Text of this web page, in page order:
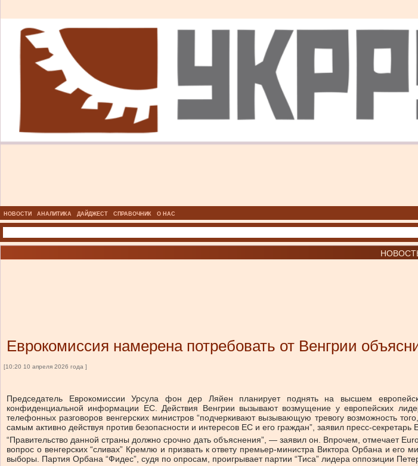
НОВОСТИ АНАЛИТИКА ДАЙДЖЕСТ СПРАВОЧНИК О НАС
Еврокомиссия намерена потребовать от Венгрии
[10:20 10 апреля 2026 года ]
Председатель Еврокомиссии Урсула фон дер Ляйен планирует поднять на высшем
конфиденциальной информации ЕС. Действия Венгрии вызывают возмущение у европейских
телефонных разговоров венгерских министров “подчеркивают вызывающую тревогу возможность
самым активно действуя против безопасности и интересов ЕС и его граждан”, заявил пресс-секретарь
“Правительство данной страны должно срочно дать объяснения”, — заявил он. Впрочем, отмечает
вопрос о венгерских “сливах” Кремлю и призвать к ответу премьер-министра Виктора Орбана и
выборы. Партия Орбана “Фидес”, судя по опросам, проигрывает партии “Тиса” лидера оппозиции